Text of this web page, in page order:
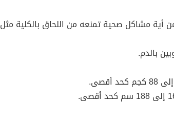
مشاكل صحية تمنعه من اللحاق بالكلية مثل
بالدم.